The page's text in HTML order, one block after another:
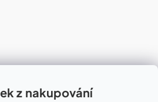
z nakupování